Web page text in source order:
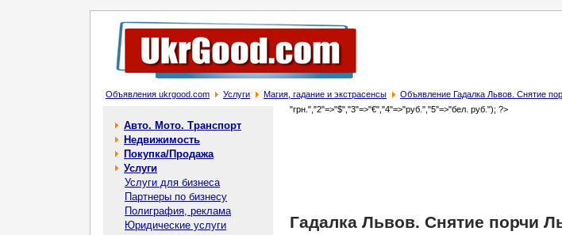
Объявления ukrgood.com Услуги Магия, гадание и экстрасенсы Объявление Гадалка Львов. Снятие
Авто. Мото. Транспорт
Недвижимость
Покупка/Продажа
Услуги
Услуги для бизнеса
Партнеры по бизнесу
Полиграфия, реклама
Юридические услуги
"грн.","2"=>"$","3"=>"€","4"=>"руб.","5"=>"бел. руб."); ?>
Гадалка Львов. Снятие порчи